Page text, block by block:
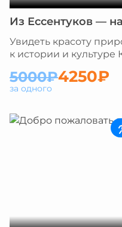
Из Ессентуков —
Увидеть красоту
к истории и культуре
5000₽4250₽
за одного